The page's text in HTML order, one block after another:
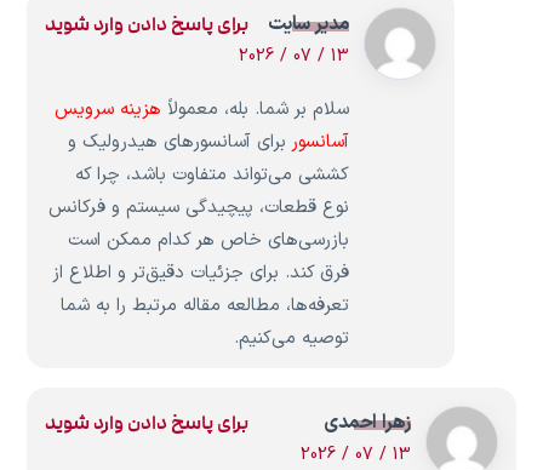
مدیر سایت
13 / 07 / 2026
سلام بر شما. بله، معمولاً هزینه سرویس
آسانسور برای آسانسورهای هیدرولیک و
کششی می‌تواند متفاوت باشد، چرا که
نوع قطعات، پیچیدگی سیستم و فرکانس
بازرسی‌های خاص هر کدام ممکن است
فرق کند. برای جزئیات دقیق‌تر و اطلاع از
تعرفه‌ها، مطالعه مقاله مرتبط را به شما
توصیه می‌کنیم.
برای پاسخ دادن وارد شوید
زهرا احمدی
13 / 07 / 2026
برای پاسخ دادن وارد شوید